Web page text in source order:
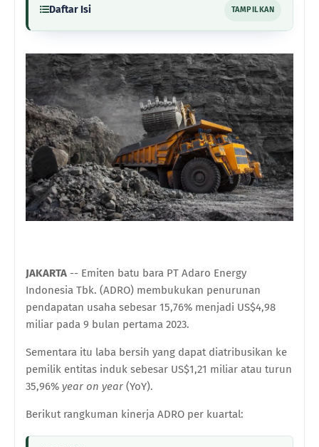
Daftar Isi TAMPILKAN
JAKARTA -- Emiten batu bara PT Adaro Energy
Indonesia Tbk. (ADRO) membukukan penurunan
pendapatan usaha sebesar 15,76% menjadi US$4,98
miliar pada 9 bulan pertama 2023.
Sementara itu laba bersih yang dapat diatribusikan ke
pemilik entitas induk sebesar US$1,21 miliar atau turun
35,96% year on year (YoY).
Berikut rangkuman kinerja ADRO per kuartal: